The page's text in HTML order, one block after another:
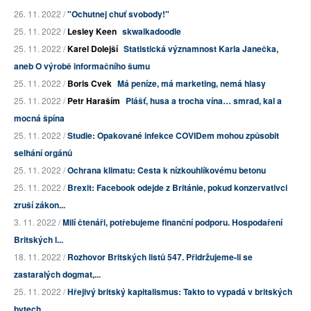
26. 11. 2022 /"Ochutnej chuť svobody!"
25. 11. 2022 /Lesley Keen skwalkadoodle
25. 11. 2022 /Karel Dolejší Statistická významnost Karla Janečka,
aneb O výrobě informačního šumu
25. 11. 2022 /Boris Cvek Má peníze, má marketing, nemá hlasy
25. 11. 2022 /Petr Haraším Plášť, husa a trocha vína… smrad, kal a
mocná špína
25. 11. 2022 /Studie: Opakované infekce COVIDem mohou způsobit
selhání orgánů
25. 11. 2022 /Ochrana klimatu: Cesta k nízkouhlíkovému betonu
25. 11. 2022 /Brexit: Facebook odejde z Británie, pokud konzervativci
zruší zákon...
3. 11. 2022 /Milí čtenáři, potřebujeme finanční podporu. Hospodaření
Britských l...
18. 11. 2022 /Rozhovor Britských listů 547. Přidržujeme-li se
zastaralých dogmat,...
25. 11. 2022 /Hřejivý britský kapitalismus: Takto to vypadá v britských